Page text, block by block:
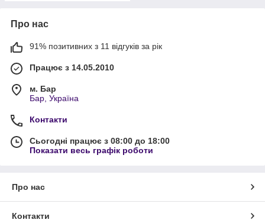
Про нас
91% позитивних з 11 відгуків за рік
Працює з 14.05.2010
м. Бар
Бар, Україна
Контакти
Сьогодні працює з 08:00 до 18:00
Показати весь графік роботи
Про нас
Контакти